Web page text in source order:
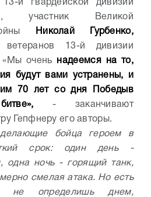
й гвардейской дивизии
, участник Великой
Николай Гурбенко,
ветеранов 13-й дивизии
«Мы очень надеемся на то,
будут вами устранены, и
70 лет со дня Победыв
битве»,- заканчивают
Гепфнеру его авторы.
бойца героем в
срок: один день -
одна ночь - горящий танк,
смелая атака. Но есть
не определишь днем,